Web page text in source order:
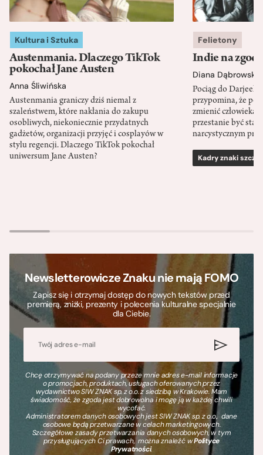
Kultura i Sztuka
Austenmania. Dlaczego TikTok
pokochał Jane Austen
Anna Śliwińska
Austenmania graniczy dziś niemal z
szaleństwem, które nakłania do zakupu
osobliwych, niekoniecznie przydatnych
gadżetów, organizacji przyjęć i cosplayów w
stylu regencji. Dlaczego TikTok pokochał
uniwersum Jane Austen?
Felietony
Indie na
Diana Dąbrowska
Pociąg do
przypomina, że
zmienić człowieka
przestanie być
narcystycznym
Kadry znaki
Newsletterowicze Znaku nie mają FOMO
Zapisz się i otrzymaj dostęp do nowych tekstów przed
premierą, zniżki, prezenty i polecenia kulturalne specjalnie
dla Ciebie.
Chcę otrzymywać na podany przeze mnie adres e-mail informacje
o promocjach, produktach, usługach oferowanych przez
wydawnictwo SIW ZNAK sp. z o.o. z siedzibą w Krakowie. Mam
świadomość, że zgoda jest dobrowolna i mogę ją w każdej chwili
wycofać.
Administratorem danych osobowych jest SIW ZNAK sp. z o.o., dane
osobowe będą przetwarzane w celach marketingowych.
Szczegółowe zasady przetwarzania danych osobowych, w tym
przysługujących Ci prawach, można znaleźć wPolityce
Prywatności.